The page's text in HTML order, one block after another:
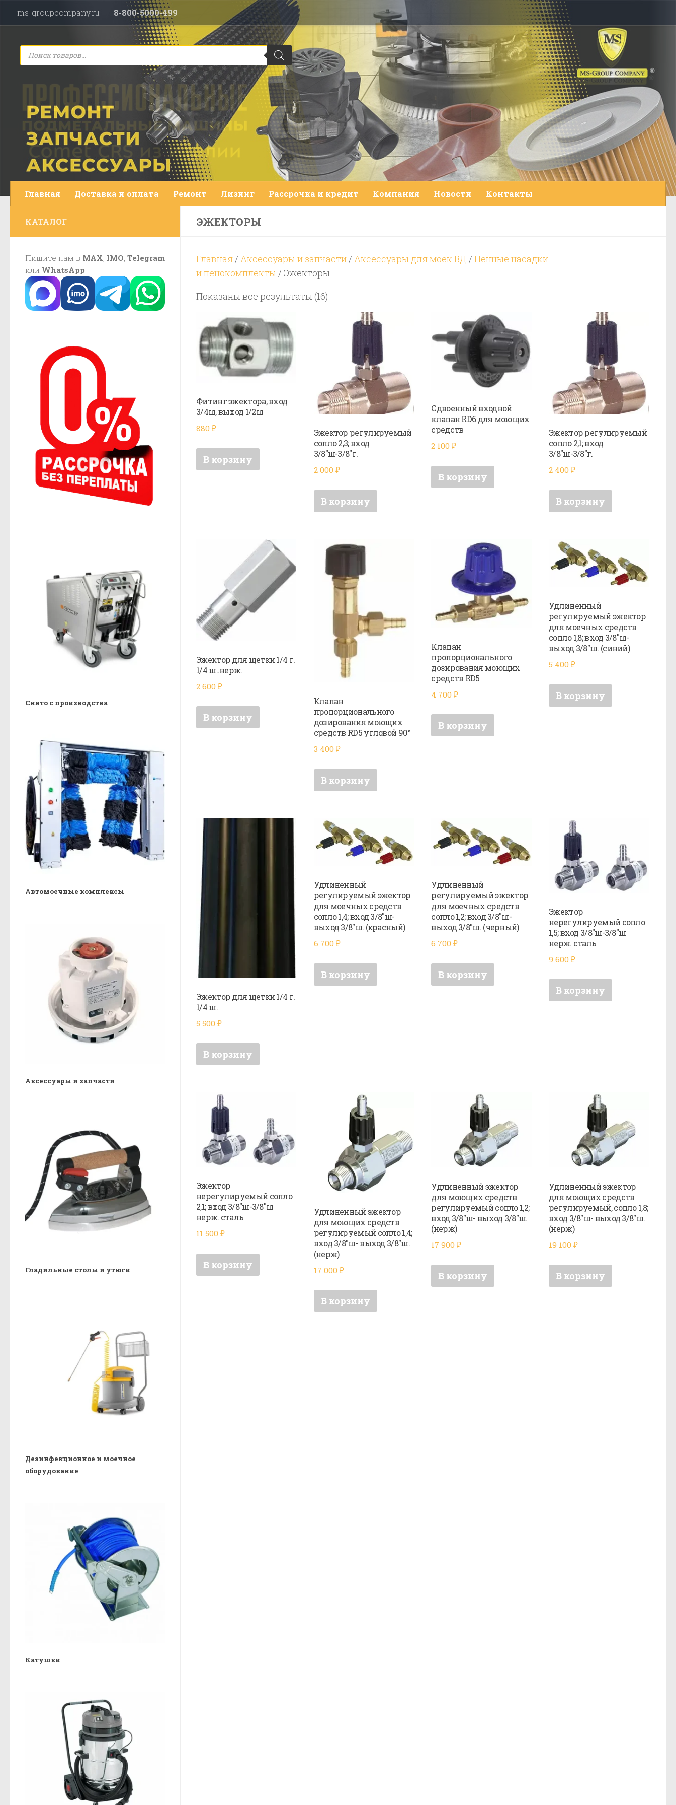
Перейти к содержимому
ms-groupcompany.ru 8-800-5000-499
Поиск
товаров
Главная Доставка и оплата Ремонт Лизинг Рассрочка и кредит Компания Новости Контакты
ЭЖЕКТОРЫ
Главная / Аксессуары и запчасти / Аксессуары для моек ВД / Пенные насадки
и пенокомплекты / Эжекторы
Показаны все результаты (16)
возрастанию
Фитинг эжектора, вход
3/4ш, выход 1/2ш
880 ₽
В корзину
Эжектор регулируемый
сопло 2,3; вход
3/8″ш-3/8″г.
2 000 ₽
В корзину
Сдвоенный входной
клапан RD6 для моющих
средств
2 100₽
В корзину
Эжектор регулируемый
сопло 2,1; вход
3/8″ш-3/8″г.
2 400₽
В корзину
Эжектор для щетки 1/4 г.
1/4 ш..нерж.
2 600 ₽
В корзину
Клапан
пропорционального
дозирования моющих
средств RD5 угловой 90°
3 400 ₽
В корзину
Клапан
пропорционального
дозирования моющих
средств RD5
4 700₽
В корзину
Удлиненный
регулируемый эжектор
для моечных средств
сопло 1,8; вход 3/8″ш-
выход 3/8″ш. (синий)
5 400₽
В корзину
Эжектор для щетки 1/4 г.
1/4 ш.
5 500 ₽
В корзину
Удлиненный
регулируемый эжектор
для моечных средств
сопло 1,4; вход 3/8″ш-
выход 3/8″ш. (красный)
6 700 ₽
В корзину
Удлиненный
регулируемый эжектор
для моечных средств
сопло 1,2; вход 3/8″ш-
выход 3/8″ш. (черный)
6 700₽
В корзину
Эжектор
нерегулируемый сопло
1,5; вход 3/8″ш-3/8″ш
нерж. сталь
9 600₽
В корзину
Эжектор
нерегулируемый сопло
2,1; вход 3/8″ш-3/8″ш
нерж. сталь
11 500 ₽
В корзину
Удлиненный эжектор
для моющих средств
регулируемый сопло 1,4;
вход 3/8″ш- выход 3/8″ш.
(нерж)
17 000 ₽
В корзину
Удлиненный эжектор
для моющих средств
регулируемый сопло 1,2;
вход 3/8″ш- выход 3/8″ш.
(нерж)
17 900₽
В корзину
Удлиненный эжектор
для моющих средств
регулируемый, сопло 1,8;
вход 3/8″ш- выход 3/8″ш.
(нерж)
19 100₽
В корзину
КАТАЛОГ
Пишите нам в MAX IMO Telegram
или WhatsApp:
Снято с производства
Автомоечные комплексы
Аксессуары и запчасти
Гладильные столы и утюги
Дезинфекционное и моечное
оборудование
Катушки